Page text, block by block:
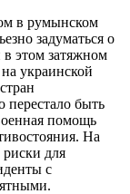
в румынском
задуматься о
в этом затяжном
украинской
перестало быть
помощь
На
для
с